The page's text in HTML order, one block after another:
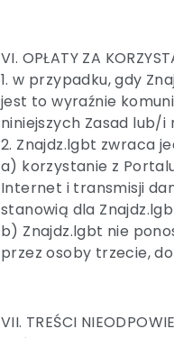
VI. OPŁATY ZA
1. w przypadku, gdy
jest to wyraźnie
niniejszych Zasad lub/
2. Znajdz.lgbt zwraca
a) korzystanie z
Internet i transmisji
stanowią dla
b) Znajdz.lgbt nie
przez osoby trzecie,
VII. TREŚCI